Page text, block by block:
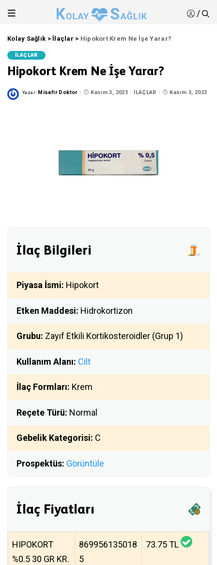
/
Kolay Sağlık> İlaçlar > Hipokort Krem Ne İşe Yarar?
İLAÇLAR
Hipokort Krem Ne İşe Yarar?
Posted
Yazar: Misafir Doktor Kasım 3, 2023 İLAÇLAR Kasım 3, 2023
İlaç Bilgileri
Piyasa İsmi: Hipokort
Etken Maddesi: Hidrokortizon
Grubu: Zayıf Etkili Kortikosteroidler (Grup 1)
Kullanım Alanı: Cilt
İlaç Formları: Krem
Reçete Türü: Normal
Gebelik Kategorisi: C
Prospektüs: Görüntüle
İlaç Fiyatları
HIPOKORT
%0.5 30 GR KR.
869956135018
5
73.75 TL